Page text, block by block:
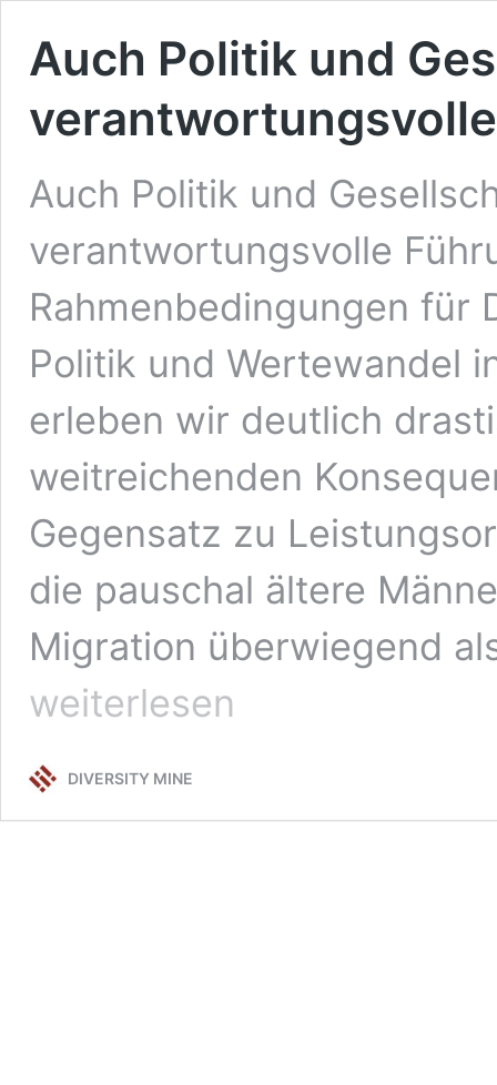
Auch Politik und
Auch Politik und
verantwortungsvolle
Rahmenbedingungen für
Politik und Wertewandel
erleben wir deutlich
weitreichenden
Gegensatz zu
die pauschal ältere
Migration überwiegend
weiterlesen
DIVERSITY MINE